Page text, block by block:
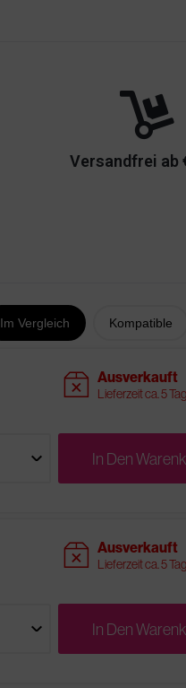
Versandfrei ab
Im Vergleich Kompatible
sold Ausverkauft
Lieferzeit ca. 5
In Den
sold Ausverkauft
Lieferzeit ca. 5
In Den